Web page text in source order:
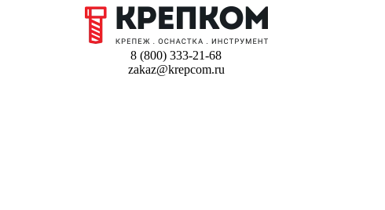
8 (800) 333-21-68
zakaz@krepcom.ru